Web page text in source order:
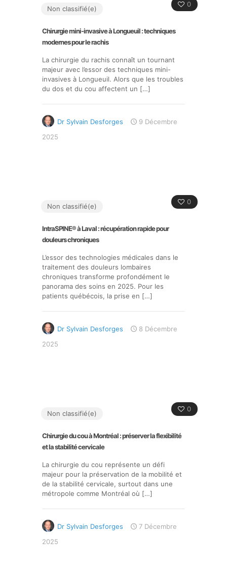
0
Non classifié(e)
Chirurgie mini-invasive à Longueuil : techniques
modernes pour le rachis
La chirurgie du rachis connaît un tournant
majeur avec l’essor des techniques mini-
invasives à Longueuil. Alors que les troubles
du dos et du cou affectent un […]
Dr Sylvain Desforges
9 Décembre
2025
0
Non classifié(e)
IntraSPINE® à Laval : récupération rapide pour
douleurs chroniques
L’essor des technologies médicales dans le
traitement des douleurs lombaires
chroniques transforme profondément le
panorama des soins en 2025. Pour les
patients québécois, la prise en […]
Dr Sylvain Desforges
8 Décembre
2025
0
Non classifié(e)
Chirurgie du cou à Montréal : préserver la flexibilité
et la stabilité cervicale
La chirurgie du cou représente un défi
majeur pour la préservation de la mobilité et
de la stabilité cervicale, surtout dans une
métropole comme Montréal où […]
Dr Sylvain Desforges
7 Décembre
2025